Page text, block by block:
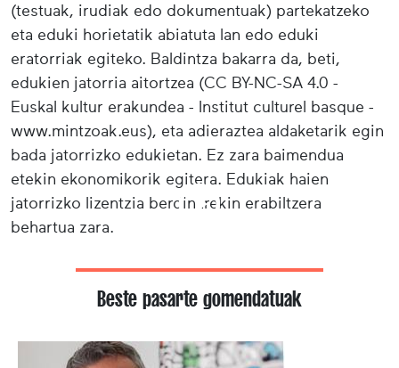
(testuak, irudiak edo dokumentuak) partekatzeko
eta eduki horietatik abiatuta lan edo eduki
eratorriak egiteko. Baldintza bakarra da, beti,
edukien jatorria aitortzea (CC BY-NC-SA 4.0 -
Euskal kultur erakundea - Institut culturel basque -
www.mintzoak.eus), eta adieraztea aldaketarik egin
bada jatorrizko edukietan. Ez zara baimendua
etekin ekonomikorik egitera. Edukiak haien
jatorrizko lizentzia berdinarekin erabiltzera
behartua zara.
Beste pasarte gomendatuak